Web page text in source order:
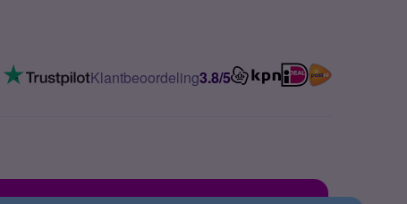
Klantbeoordeling3.8/5